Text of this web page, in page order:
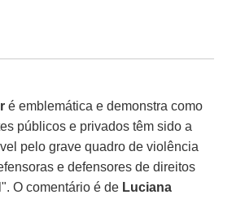
é emblemática e demonstra como
públicos e privados têm sido a
pelo grave quadro de violência
e defensores de direitos
O comentário é de Luciana